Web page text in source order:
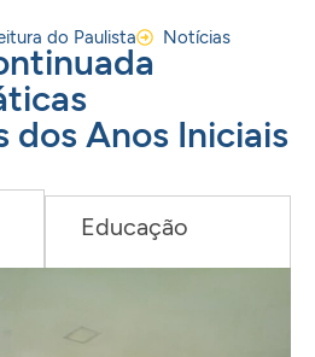
do Paulista Notícias
dos Anos Iniciais
Educação